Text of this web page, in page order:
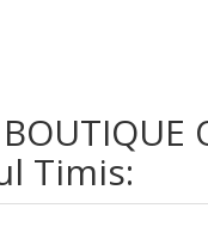
Timis: